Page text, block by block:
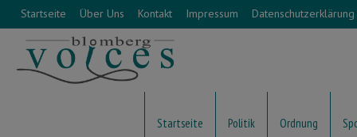
Startseite Über Uns Kontakt Impressum Datenschutzerklärung
Startseite Politik Ordnung